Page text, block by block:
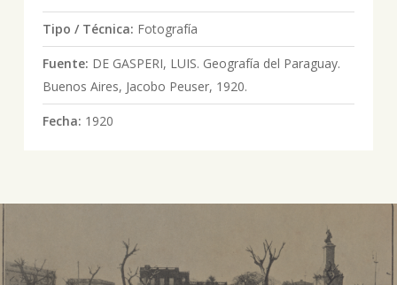
Tipo / Técnica: Fotografía
Fuente: DE GASPERI, LUIS. Geografía del Paraguay.
Buenos Aires, Jacobo Peuser, 1920.
Fecha: 1920